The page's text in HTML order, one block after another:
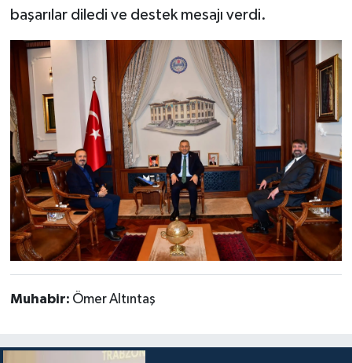
başarılar diledi ve destek mesajı verdi.
Muhabir: Ömer Altıntaş